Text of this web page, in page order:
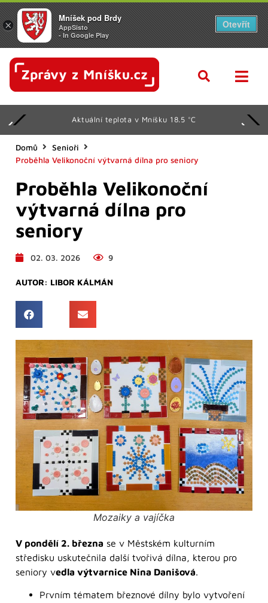
Aktuální teplota v Mníšku 18.5 °C
Domů
Senioři
Proběhla Velikonoční výtvarná dílna pro seniory
Proběhla Velikonoční
výtvarná dílna pro
seniory
02. 03. 2026 9
AUTOR: LIBOR KÁLMÁN
Mozaiky a vajíčka
V pondělí 2. března se v Městském kulturním
středisku uskutečnila další tvořivá dílna, kterou pro
seniory vedla výtvarnice Nina Danišová.
Prvním tématem březnové dílny bylo vytvoření
×
Mníšek pod Brdy
AppSisto
- In Google Play
Otevřít